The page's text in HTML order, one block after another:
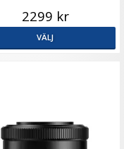
2299 kr
VÄLJ